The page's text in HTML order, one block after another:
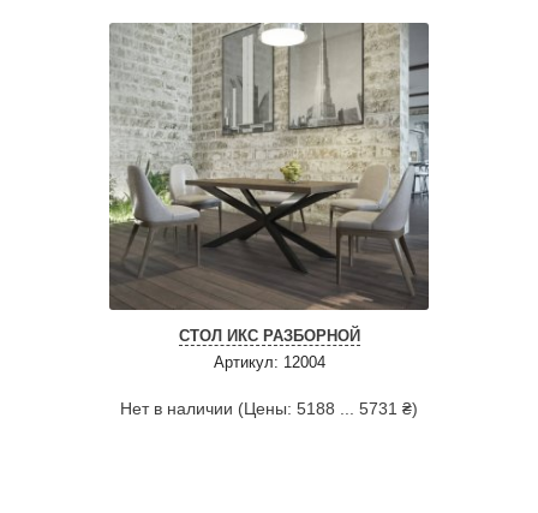
СТОЛ ИКС РАЗБОРНОЙ
Артикул: 12004
Нет в наличии (Цены: 5188 ... 5731 ₴)